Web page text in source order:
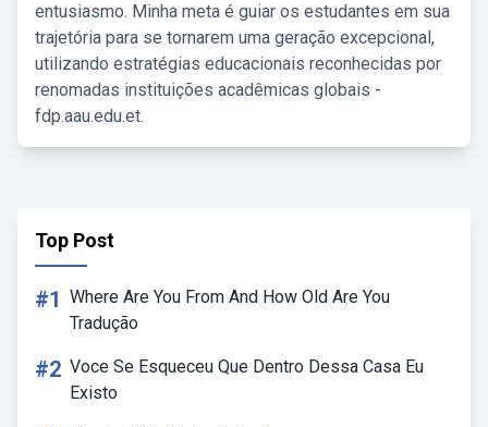
entusiasmo. Minha meta é guiar os estudantes em sua
trajetória para se tornarem uma geração excepcional,
utilizando estratégias educacionais reconhecidas por
renomadas instituições acadêmicas globais -
fdp.aau.edu.et.
Top Post
#1 Where Are You From And How Old Are You
Tradução
#2 Voce Se Esqueceu Que Dentro Dessa Casa Eu
Existo